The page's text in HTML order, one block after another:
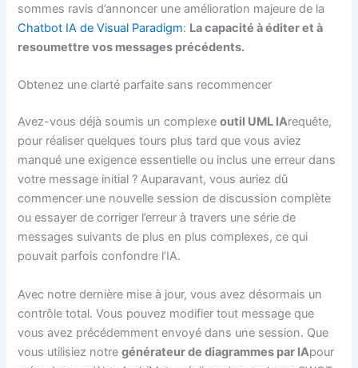
sommes ravis d’annoncer une amélioration majeure de la
Chatbot IA de Visual Paradigm: La capacité à éditer et à
resoumettre vos messages précédents.
Obtenez une clarté parfaite sans recommencer
Avez-vous déjà soumis un complexeoutil UML IArequête,
pour réaliser quelques tours plus tard que vous aviez
manqué une exigence essentielle ou inclus une erreur dans
votre message initial ? Auparavant, vous auriez dû
commencer une nouvelle session de discussion complète
ou essayer de corriger l’erreur à travers une série de
messages suivants de plus en plus complexes, ce qui
pouvait parfois confondre l’IA.
Avec notre dernière mise à jour, vous avez désormais un
contrôle total. Vous pouvez modifier tout message que
vous avez précédemment envoyé dans une session. Que
vous utilisiez notregénérateur de diagrammes par IApour